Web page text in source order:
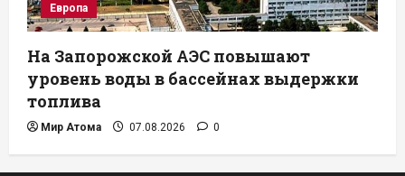
Европа
На Запорожской АЭС повышают
уровень воды в бассейнах выдержки
топлива
Мир Атома 07.08.2026 0